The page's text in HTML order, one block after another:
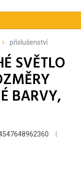
příslušenství
SVĚTLO
BARVY,